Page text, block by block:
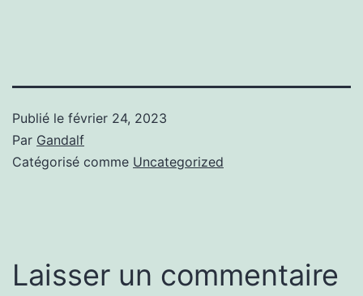
Publié le février 24, 2023
Par Gandalf
Catégorisé comme Uncategorized
Laisser un commentaire